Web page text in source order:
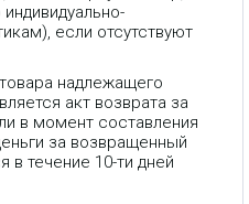
если отсутствуют
надлежащего
акт возврата за
в момент составления
за возвращенный
в течение 10-ти дней